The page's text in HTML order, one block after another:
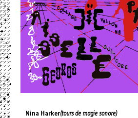
Nina Harker(tours de magie sonore)